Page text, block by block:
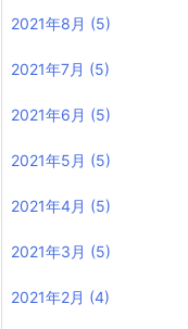
2021年8月 (5)
2021年7月 (5)
2021年6月 (5)
2021年5月 (5)
2021年4月 (5)
2021年3月 (5)
2021年2月 (4)